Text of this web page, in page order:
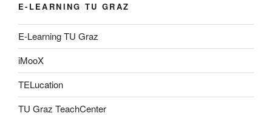
E-LEARNING TU GRAZ
E-Learning TU Graz
iMooX
TELucation
TU Graz TeachCenter